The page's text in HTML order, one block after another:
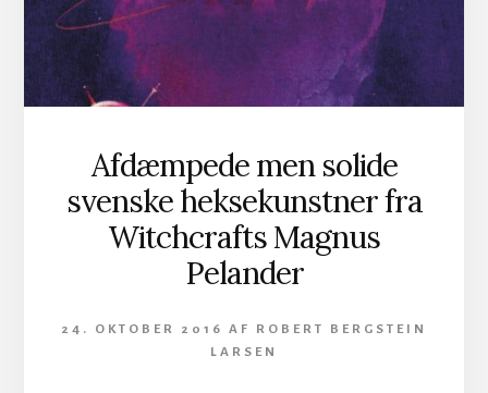
Afdæmpede men solide
svenske heksekunstner fra
Witchcrafts Magnus
Pelander
24. OKTOBER 2016 AF ROBERT BERGSTEIN
LARSEN